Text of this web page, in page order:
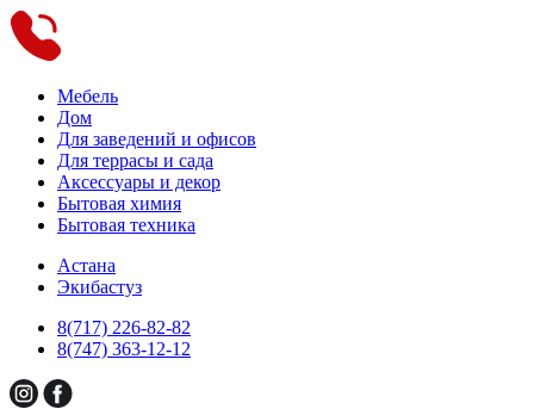
Мебель
Дом
Для заведений и офисов
Для террасы и сада
Аксессуары и декор
Бытовая химия
Бытовая техника
Астана
Экибастуз
8(717) 226-82-82
8(747) 363-12-12